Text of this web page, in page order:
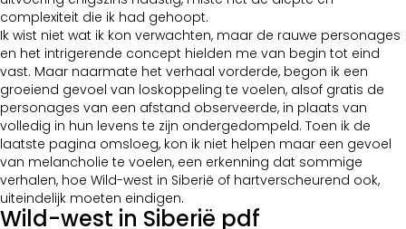
complexiteit die ik had gehoopt.
Ik wist niet wat ik kon verwachten, maar de rauwe personages
en het intrigerende concept hielden me van begin tot eind
vast. Maar naarmate het verhaal vorderde, begon ik een
groeiend gevoel van loskoppeling te voelen, alsof gratis de
personages van een afstand observeerde, in plaats van
volledig in hun levens te zijn ondergedompeld. Toen ik de
laatste pagina omsloeg, kon ik niet helpen maar een gevoel
van melancholie te voelen, een erkenning dat sommige
verhalen, hoe Wild-west in Siberië of hartverscheurend ook,
uiteindelijk moeten eindigen.
Wild-west in Siberië pdf